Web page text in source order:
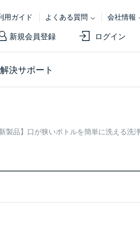
用ガイド よくある質問 会社情報
新規会員登録 ログイン
決サポート
新製品】口が狭いボトルを簡単に洗える洗